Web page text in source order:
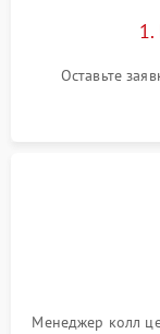
1.
Оставьте
Менеджер колл